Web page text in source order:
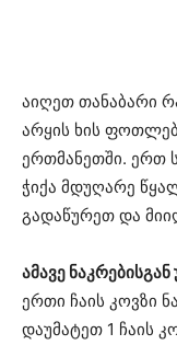
აიღეთ თანაბარი
არყის ხის
ერთმანეთში. ერთ
ჭიქა მდუღარე
გადაწურეთ და
ამავე
ერთი ჩაის კოვზი
დაუმატეთ 1 ჩაის